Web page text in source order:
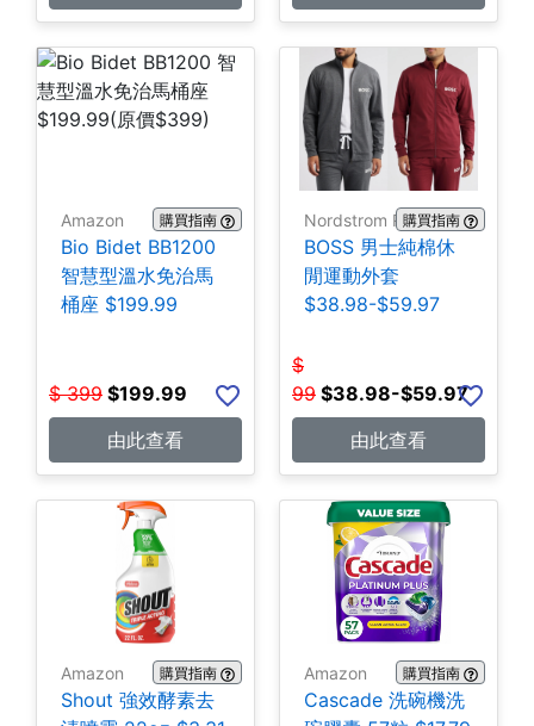
Amazon 購買指南
Bio Bidet BB1200
智慧型溫水免治馬
桶座 $199.99
$ 399 $199.99
由此查看
Nordstrom Rack購買指南
BOSS 男士純棉休
閒運動外套
$38.98-$59.97
$
99 $38.98-$59.97
由此查看
Amazon 購買指南
Shout 強效酵素去
Amazon 購買指南
Cascade 洗碗機洗